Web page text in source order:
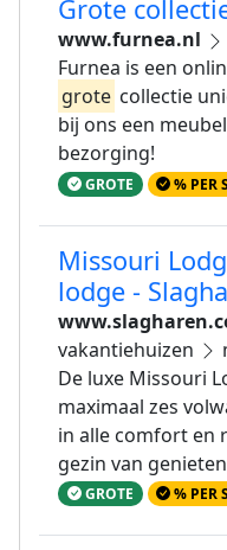
Grote
www.furnea.nl
Furnea is een
grote collectie
bij ons een
bezorging!
GROTE % PER
Missouri
lodge -
vakantiehuizen
De luxe Missouri
maximaal zes
in alle comfort en
gezin van
GROTE % PER